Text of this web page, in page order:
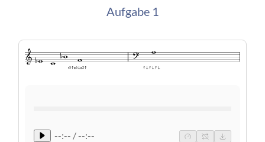
Aufgabe 1
r5↑g6↓g2↑ ↑↓↑↓↑↓
--:-- / --:--